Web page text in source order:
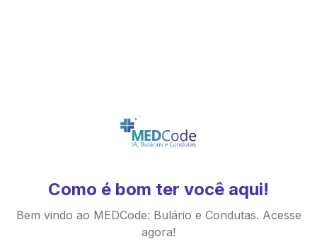
Como é bom ter você aqui!
Bem vindo ao MEDCode: Bulário e Condutas. Acesse
agora!